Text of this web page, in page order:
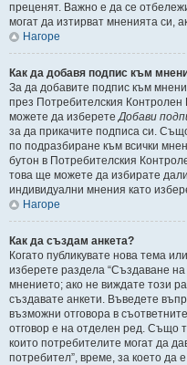
преценят. Важно е да се
могат да изтирват мненията си,
Нагоре
Как да добавя подпис към
За да добавите подпис към
през Потребителския
можете да изберетеДобави
за да прикачите подписа си.
по подразбиране към всички
бутон в Потребителския
това ще можете да избирате
индивидуални мнения като
Нагоре
Как да създам анкета?
Когато публикувате нова тема
изберете раздела “Създаване
мнението; ако не виждате този
създавате анкети. Въведете
възможни отговора в
отговор е на отделен ред. Също
които потребителите могат да
потребител”, време, за което да